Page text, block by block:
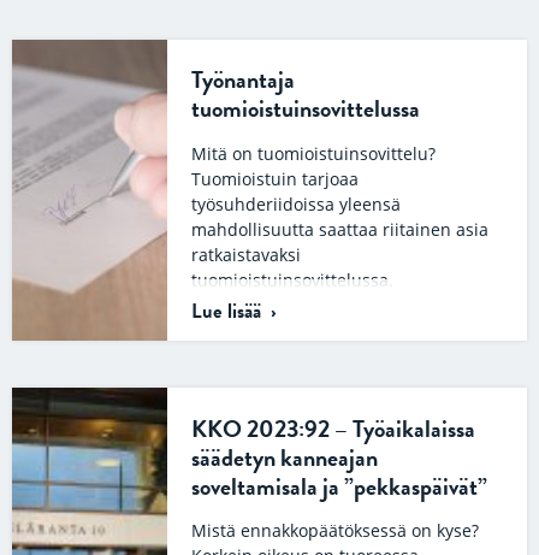
Työnantaja
tuomioistuinsovittelussa
Mitä on tuomioistuinsovittelu?
Tuomioistuin tarjoaa
työsuhderiidoissa yleensä
mahdollisuutta saattaa riitainen asia
ratkaistavaksi
tuomioistuinsovittelussa.
Tuomioistuinsovittelu on
Lue lisää
KKO 2023:92 – Työaikalaissa
säädetyn kanneajan
soveltamisala ja ”pekkaspäivät”
Mistä ennakkopäätöksessä on kyse?